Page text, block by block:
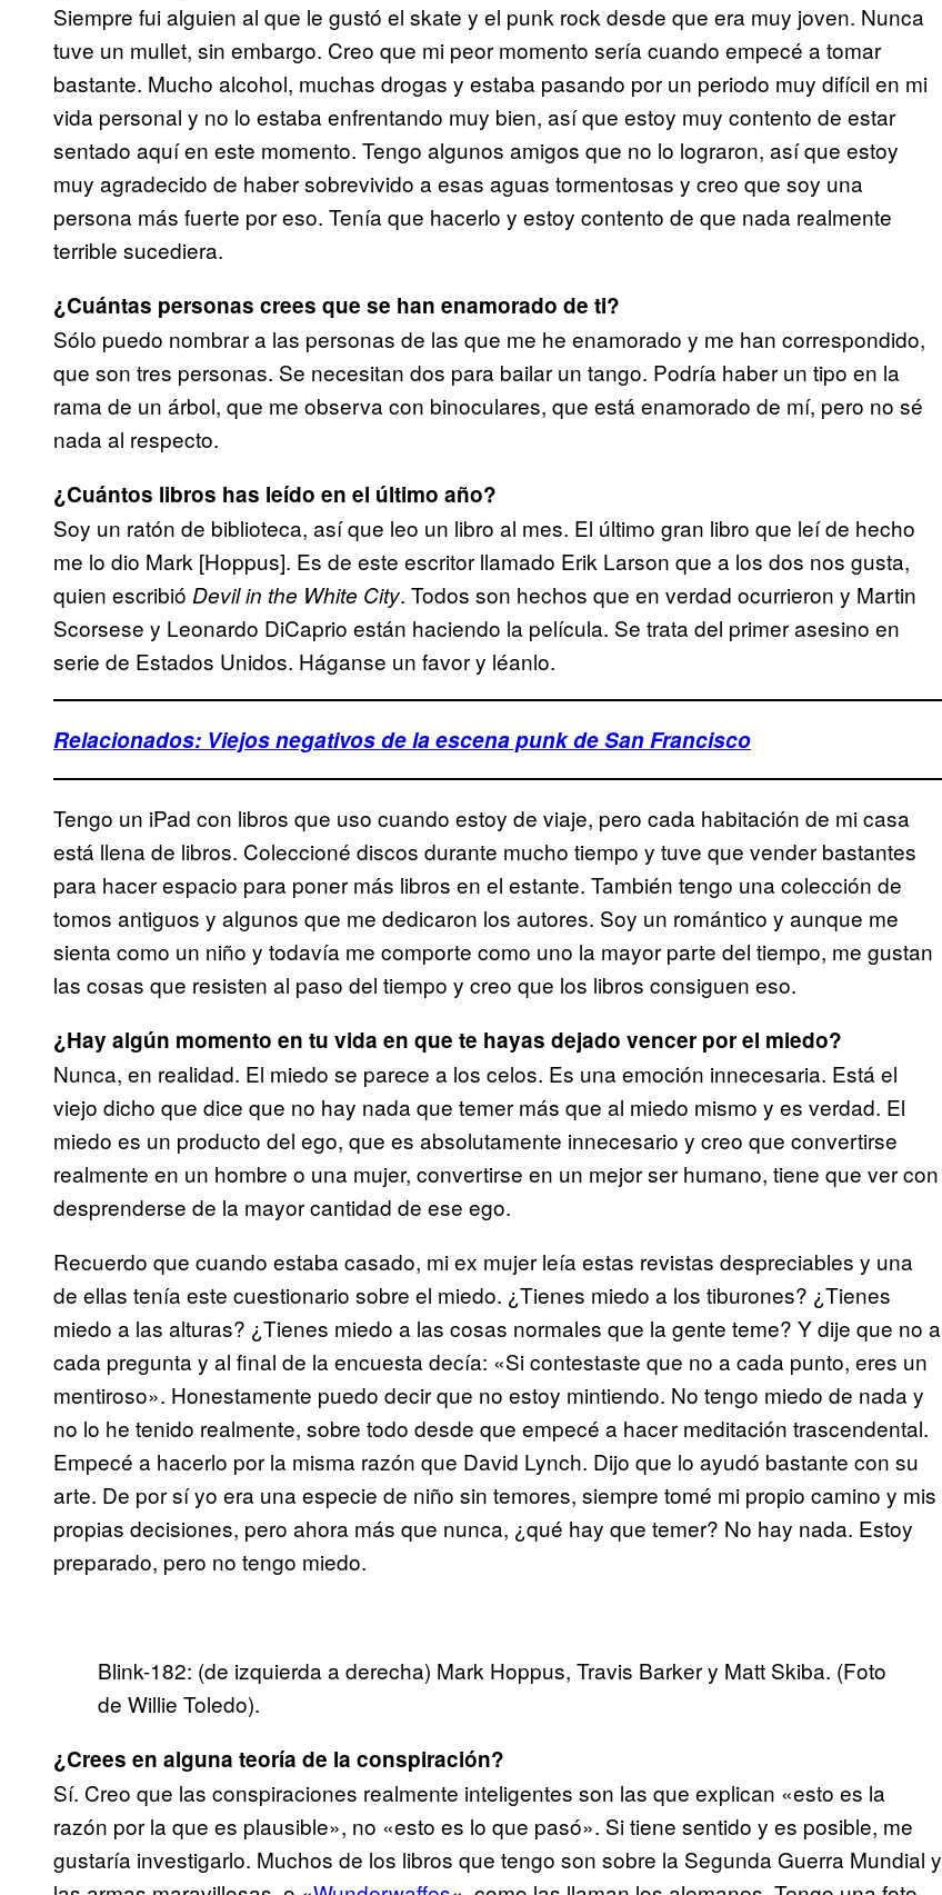
Siempre fui alguien al que le gustó el skate y el punk rock desde que era muy joven. Nunca
tuve un mullet, sin embargo. Creo que mi peor momento sería cuando empecé a tomar
bastante. Mucho alcohol, muchas drogas y estaba pasando por un periodo muy difícil en mi
vida personal y no lo estaba enfrentando muy bien, así que estoy muy contento de estar
sentado aquí en este momento. Tengo algunos amigos que no lo lograron, así que estoy
muy agradecido de haber sobrevivido a esas aguas tormentosas y creo que soy una
persona más fuerte por eso. Tenía que hacerlo y estoy contento de que nada realmente
terrible sucediera.
¿Cuántas personas crees que se han enamorado de ti?
Sólo puedo nombrar a las personas de las que me he enamorado y me han correspondido,
que son tres personas. Se necesitan dos para bailar un tango. Podría haber un tipo en la
rama de un árbol, que me observa con binoculares, que está enamorado de mí, pero no sé
nada al respecto.
¿Cuántos libros has leído en el último año?
Soy un ratón de biblioteca, así que leo un libro al mes. El último gran libro que leí de hecho
me lo dio Mark [Hoppus]. Es de este escritor llamado Erik Larson que a los dos nos gusta,
quien escribió Devil in the White City. Todos son hechos que en verdad ocurrieron y Martin
Scorsese y Leonardo DiCaprio están haciendo la película. Se trata del primer asesino en
serie de Estados Unidos. Háganse un favor y léanlo.
Relacionados: Viejos negativos de la escena punk de San Francisco
Tengo un iPad con libros que uso cuando estoy de viaje, pero cada habitación de mi casa
está llena de libros. Coleccioné discos durante mucho tiempo y tuve que vender bastantes
para hacer espacio para poner más libros en el estante. También tengo una colección de
tomos antiguos y algunos que me dedicaron los autores. Soy un romántico y aunque me
sienta como un niño y todavía me comporte como uno la mayor parte del tiempo, me gustan
las cosas que resisten al paso del tiempo y creo que los libros consiguen eso.
¿Hay algún momento en tu vida en que te hayas dejado vencer por el miedo?
Nunca, en realidad. El miedo se parece a los celos. Es una emoción innecesaria. Está el
viejo dicho que dice que no hay nada que temer más que al miedo mismo y es verdad. El
miedo es un producto del ego, que es absolutamente innecesario y creo que convertirse
realmente en un hombre o una mujer, convertirse en un mejor ser humano, tiene que ver con
desprenderse de la mayor cantidad de ese ego.
Recuerdo que cuando estaba casado, mi ex mujer leía estas revistas despreciables y una
de ellas tenía este cuestionario sobre el miedo. ¿Tienes miedo a los tiburones? ¿Tienes
miedo a las alturas? ¿Tienes miedo a las cosas normales que la gente teme? Y dije que no a
cada pregunta y al final de la encuesta decía: «Si contestaste que no a cada punto, eres un
mentiroso». Honestamente puedo decir que no estoy mintiendo. No tengo miedo de nada y
no lo he tenido realmente, sobre todo desde que empecé a hacer meditación trascendental.
Empecé a hacerlo por la misma razón que David Lynch. Dijo que lo ayudó bastante con su
arte. De por sí yo era una especie de niño sin temores, siempre tomé mi propio camino y mis
propias decisiones, pero ahora más que nunca, ¿qué hay que temer? No hay nada. Estoy
preparado, pero no tengo miedo.
Blink-182: (de izquierda a derecha) Mark Hoppus, Travis Barker y Matt Skiba. (Foto
de Willie Toledo).
¿Crees en alguna teoría de la conspiración?
Sí. Creo que las conspiraciones realmente inteligentes son las que explican «esto es la
razón por la que es plausible», no «esto es lo que pasó». Si tiene sentido y es posible, me
gustaría investigarlo. Muchos de los libros que tengo son sobre la Segunda Guerra Mundial y